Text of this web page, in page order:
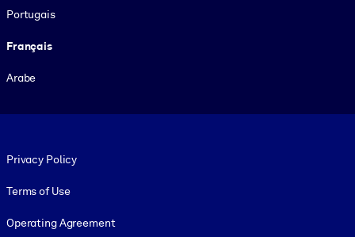
Portugais
Français
Arabe
Privacy Policy
Terms of Use
Operating Agreement